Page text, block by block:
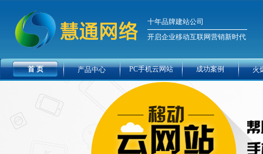
十年品牌建站公司
开启企业移动互联网营销新时代
首 页 产品中心 PC手机云网站 成功案例 火